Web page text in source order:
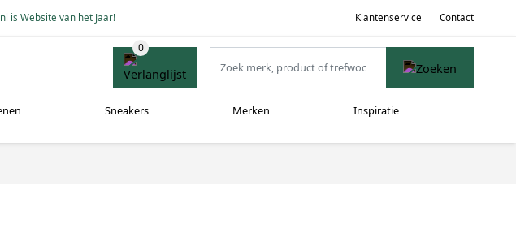
is Website van het Jaar! Klantenservice Contact
Sneakers Merken Inspiratie